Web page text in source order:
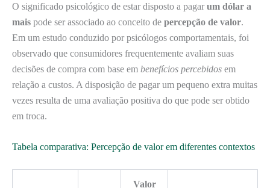
O significado psicológico de estar disposto a pagar um dólar a
mais pode ser associado ao conceito de percepção de valor.
Em um estudo conduzido por psicólogos comportamentais, foi
observado que consumidores frequentemente avaliam suas
decisões de compra com base em benefícios percebidos em
relação a custos. A disposição de pagar um pequeno extra muitas
vezes resulta de uma avaliação positiva do que pode ser obtido
em troca.
Tabela comparativa: Percepção de valor em diferentes contextos
Valor